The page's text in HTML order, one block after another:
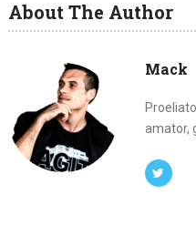
About The Author
Mack
amator,